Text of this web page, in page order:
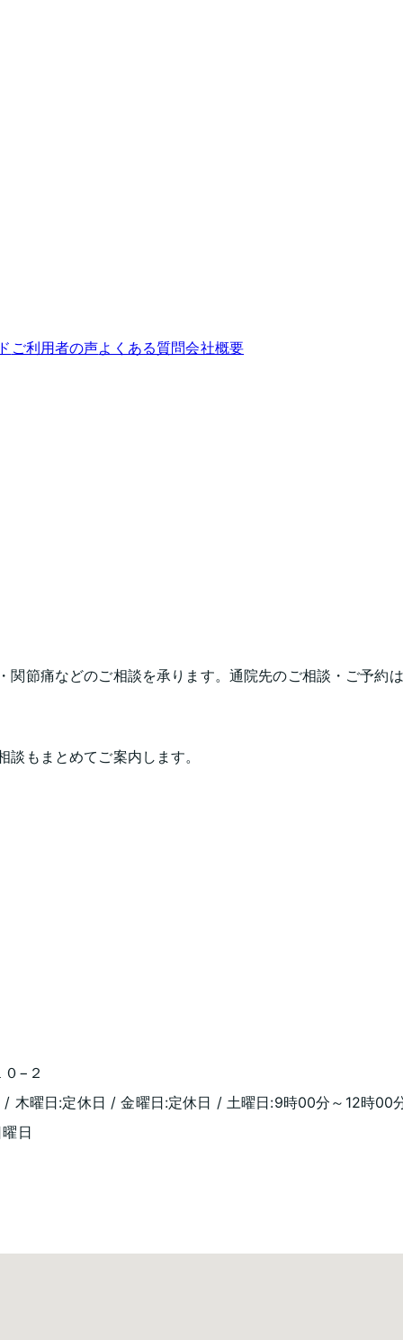
ご利用者の声よくある質問会社概要
節痛などのご相談を承ります。通院先のご相談・ご予約
もまとめてご案内します。
−２
木曜日:定休日 / 金曜日:定休日 / 土曜日:9時00分～12時00
日